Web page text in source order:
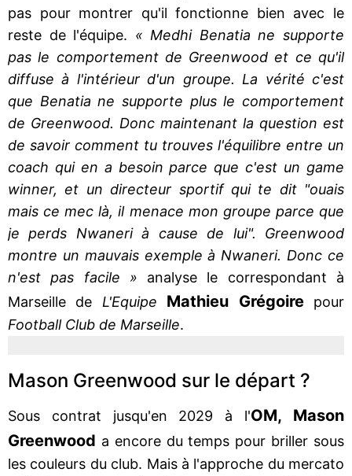
pas pour montrer qu'il fonctionne bien avec le
reste de l'équipe. « Medhi Benatia ne supporte
pas le comportement de Greenwood et ce qu'il
diffuse à l'intérieur d'un groupe. La vérité c'est
que Benatia ne supporte plus le comportement
de Greenwood. Donc maintenant la question est
de savoir comment tu trouves l'équilibre entre un
coach qui en a besoin parce que c'est un game
winner, et un directeur sportif qui te dit "ouais
mais ce mec là, il menace mon groupe parce que
je perds Nwaneri à cause de lui". Greenwood
montre un mauvais exemple à Nwaneri. Donc ce
n'est pas facile » analyse le correspondant à
Marseille de L'Equipe Mathieu Grégoire
pour
Football Club de Marseille.
Mason Greenwood sur le départ ?
Sous contrat jusqu'en 2029 à l'OM, Mason
Greenwood a encore du temps pour briller sous
les couleurs du club. Mais à l'approche du mercato